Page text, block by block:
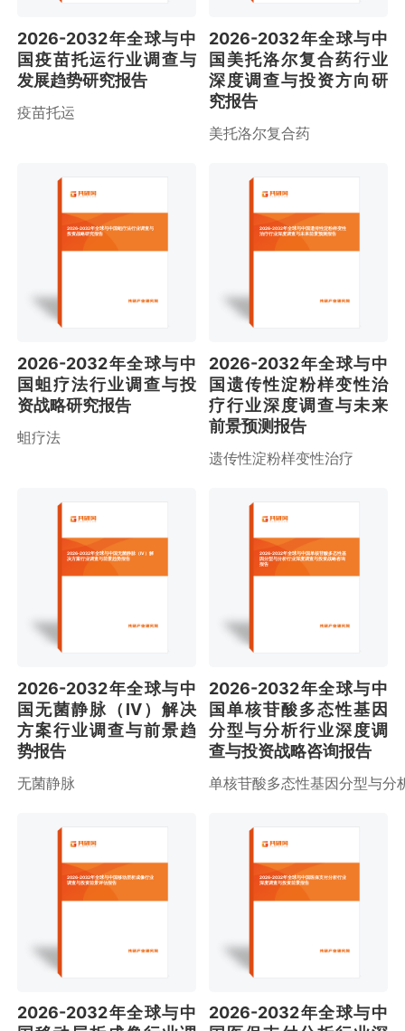
2026-2032年全球与中
国疫苗托运行业调查与
发展趋势研究报告
疫苗托运
2026-2032年全球与中
国美托洛尔复合药行业
深度调查与投资方向研
究报告
美托洛尔复合药
2026-2032年全球与中国蛆疗法行业调查与
投资战略研究报告
2026-2032年全球与中
国蛆疗法行业调查与投
资战略研究报告
蛆疗法
2026-2032年全球与中国遗传性淀粉样变性
治疗行业深度调查与未来前景预测报告
2026-2032年全球与中
国遗传性淀粉样变性治
疗行业深度调查与未来
前景预测报告
遗传性淀粉样变性治疗
2026-2032年全球与中国无菌静脉（IV）解
决方案行业调查与前景趋势报告
2026-2032年全球与中
国无菌静脉（IV）解决
方案行业调查与前景趋
势报告
无菌静脉
2026-2032年全球与中国单核苷酸多态性基
因分型与分析行业深度调查与投资战略咨询
报告
2026-2032年全球与中
国单核苷酸多态性基因
分型与分析行业深度调
查与投资战略咨询报告
单核苷酸多态性基因分型与分
2026-2032年全球与中国移动层析成像行业
调查与投资前景评估报告
2026-2032年全球与中
2026-2032年全球与中国医保支付分析行业
深度调查与投资前景报告
2026-2032年全球与中